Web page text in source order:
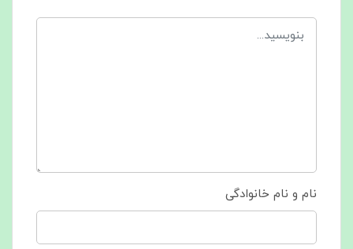
نام و نام خانوادگی